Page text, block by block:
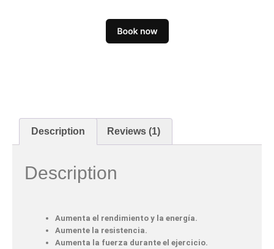
Description Reviews (1)
Description
Aumenta el rendimiento y la energía.
Aumente la resistencia.
Aumenta la fuerza durante el ejercicio.